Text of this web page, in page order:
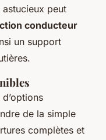
peut
conducteur
un support
de la simple
complètes et